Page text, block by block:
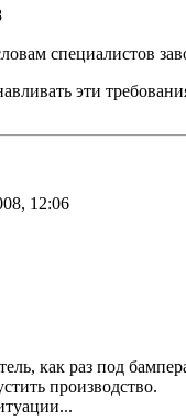
специалистов
эти
12:06
как раз под
производство.